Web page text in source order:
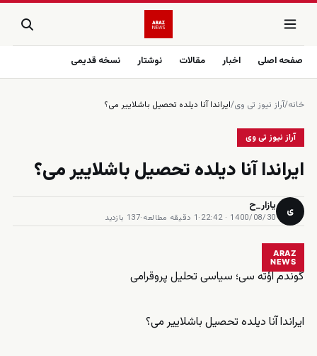
صفحه اصلی اخبار مقالات نوشتار نسخه قدیمی
خانه/آراز نیوز تی وی/ایراندا آنا دیلده تحصیل باشلاییر می؟
آراز نیوز تی وی
ایراندا آنا دیلده تحصیل باشلاییر می؟
ی یازار_ح
1400/08/30 · 22:42
·1 دقیقه مطالعه ·137 بازدید
ARAZ
NEWS
گوندم اؤته سی؛ سیاسی تحلیل پروقرامی
ایراندا آنا دیلده تحصیل باشلاییر می؟